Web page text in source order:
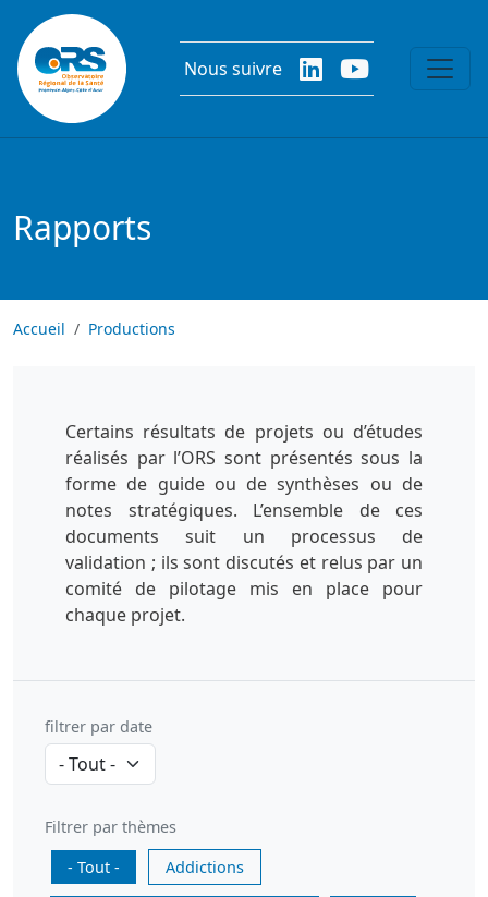
Aller au contenu principal
Nous suivre
Rapports
Accueil Productions
Certains résultats de projets ou d’études
réalisés par l’ORS sont présentés sous la
forme de guide ou de synthèses ou de
notes stratégiques. L’ensemble de ces
documents suit un processus de
validation ; ils sont discutés et relus par un
comité de pilotage mis en place pour
chaque projet.
filtrer par date
Filtrer par thèmes
- Tout -
Addictions